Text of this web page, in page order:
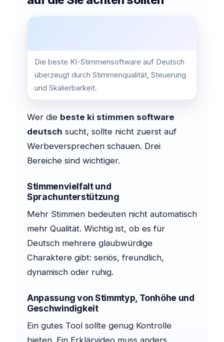
Die beste KI-Stimmensoftware auf Deutsch
überzeugt durch Stimmenqualität, Steuerung
und Skalierbarkeit.
Wer die beste ki stimmen software
deutsch sucht, sollte nicht zuerst auf
Werbeversprechen schauen. Drei
Bereiche sind wichtiger.
Stimmenvielfalt und
Sprachunterstützung
Mehr Stimmen bedeuten nicht automatisch
mehr Qualität. Wichtig ist, ob es für
Deutsch mehrere glaubwürdige
Charaktere gibt: seriös, freundlich,
dynamisch oder ruhig.
Anpassung von Stimmtyp, Tonhöhe und
Geschwindigkeit
Ein gutes Tool sollte genug Kontrolle